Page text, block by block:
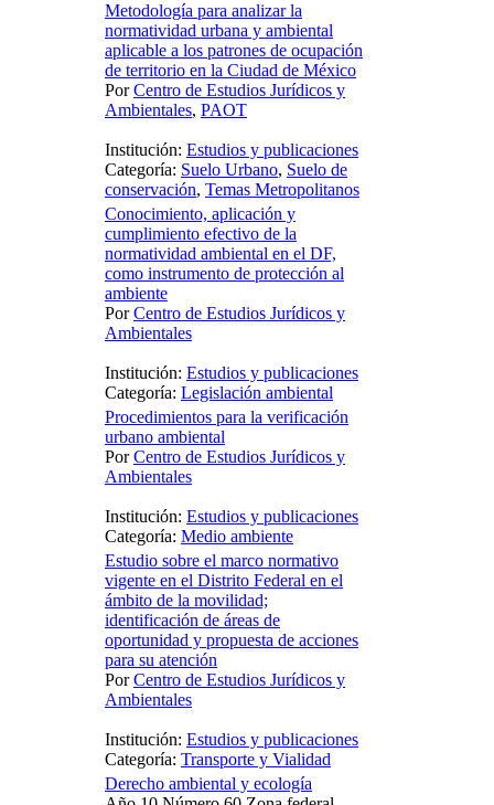
Metodología para analizar la
normatividad urbana y ambiental
aplicable a los patrones de ocupación
de territorio en la Ciudad de México
PorCentro de Estudios Jurídicos y
Ambientales, PAOT
Institución: Estudios y publicaciones
Categoría: Suelo Urbano, Suelo de
conservación, Temas Metropolitanos
Conocimiento, aplicación y
cumplimiento efectivo de la
normatividad ambiental en el DF,
como instrumento de protección al
ambiente
PorCentro de Estudios Jurídicos y
Ambientales
Institución: Estudios y publicaciones
Categoría: Legislación ambiental
Procedimientos para la verificación
urbano ambiental
PorCentro de Estudios Jurídicos y
Ambientales
Institución: Estudios y publicaciones
Categoría: Medio ambiente
Estudio sobre el marco normativo
vigente en el Distrito Federal en el
ámbito de la movilidad;
identificación de áreas de
oportunidad y propuesta de acciones
para su atención
PorCentro de Estudios Jurídicos y
Ambientales
Institución: Estudios y publicaciones
Categoría: Transporte y Vialidad
Derecho ambiental y ecología